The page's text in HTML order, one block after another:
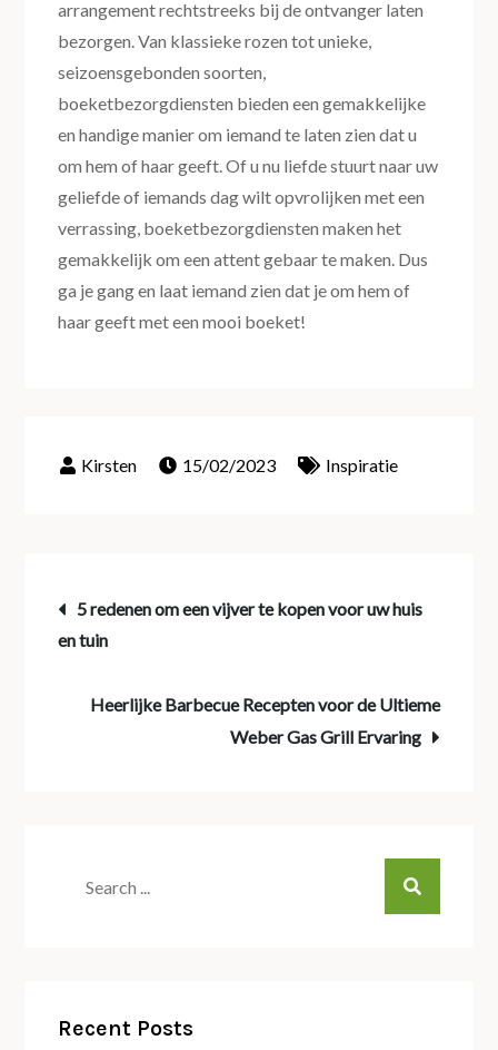
arrangement rechtstreeks bij de ontvanger laten
bezorgen. Van klassieke rozen tot unieke,
seizoensgebonden soorten,
boeketbezorgdiensten bieden een gemakkelijke
en handige manier om iemand te laten zien dat u
om hem of haar geeft. Of u nu liefde stuurt naar uw
geliefde of iemands dag wilt opvrolijken met een
verrassing, boeketbezorgdiensten maken het
gemakkelijk om een attent gebaar te maken. Dus
ga je gang en laat iemand zien dat je om hem of
haar geeft met een mooi boeket!
15/02/2023 Inspiratie
Post
navigation
5 redenen om een vijver te kopen voor uw huis
en tuin
Heerlijke Barbecue Recepten voor de Ultieme
Weber Gas Grill Ervaring
Recent Posts